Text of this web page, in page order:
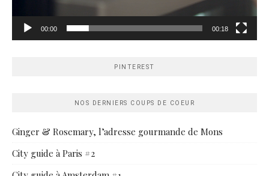
00:00 00:18
PINTEREST
NOS DERNIERS COUPS DE COEUR
Ginger & Rosemary, l’adresse gourmande de Mons
City guide à Paris #2